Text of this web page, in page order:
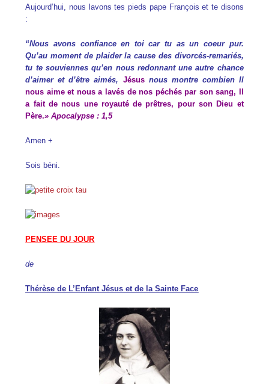
Aujourd’hui, nous lavons tes pieds pape François et te disons
:
“Nous avons confiance en toi car tu as un coeur pur.
Qu’au moment de plaider la cause des divorcés-remariés,
tu te souviennes qu’en nous redonnant une autre chance
d’aimer et d’être aimés, Jésus nousmontre combien Il
nous aime et nous a lavés de nos péchés par son sang, Il
a fait de nous une royauté de prêtres, pour son Dieu et
Père.» Apocalypse : 1,5
Amen +
Sois béni.
PENSEE DU JOUR
de
Thérèse de L’Enfant Jésus et de la Sainte Face